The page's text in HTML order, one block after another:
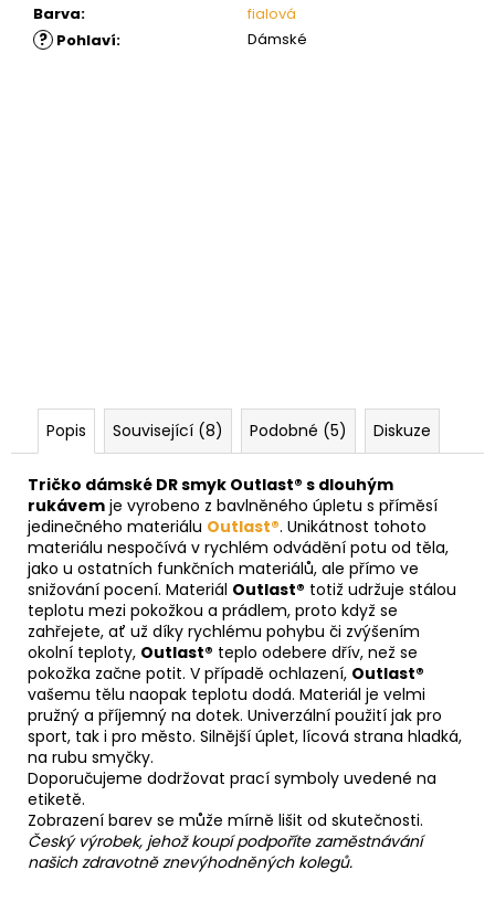
Barva: fialová
? Pohlaví: Dámské
Popis Související (8) Podobné (5) Diskuze
Tričko dámské DR smyk Outlast® s dlouhým
rukávem je vyrobeno z bavlněného úpletu s příměsí
jedinečného materiálu Outlast®. Unikátnost tohoto
materiálu nespočívá v rychlém odvádění potu od těla,
jako u ostatních funkčních materiálů, ale přímo ve
snižování pocení. Materiál Outlast® totiž udržuje stálou
teplotu mezi pokožkou a prádlem, proto když se
zahřejete, ať už díky rychlému pohybu či zvýšením
okolní teploty, Outlast® teplo odebere dřív, než se
pokožka začne potit. V případě ochlazení, Outlast®
vašemu tělu naopak teplotu dodá. Materiál je velmi
pružný a příjemný na dotek. Univerzální použití jak pro
sport, tak i pro město. Silnější úplet, lícová strana hladká,
na rubu smyčky.
Doporučujeme dodržovat prací symboly uvedené na
etiketě.
Zobrazení barev se může mírně lišit od skutečnosti.
Český výrobek, jehož koupí podpoříte zaměstnávání
našich zdravotně znevýhodněných kolegů.